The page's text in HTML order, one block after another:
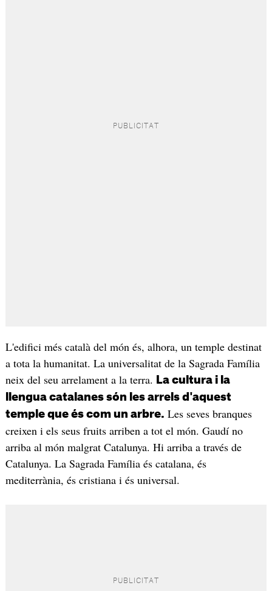
L'edifici més català del món és, alhora, un temple destinat
a tota la humanitat. La universalitat de la Sagrada Família
neix del seu arrelament a la terra.
La cultura i la
llengua catalanes són les arrels d'aquest
temple que és com un arbre. Les seves branques
creixen i els seus fruits arriben a tot el món. Gaudí no
arriba al món malgrat Catalunya. Hi arriba a través de
Catalunya. La Sagrada Família és catalana, és
mediterrània, és cristiana i és universal.